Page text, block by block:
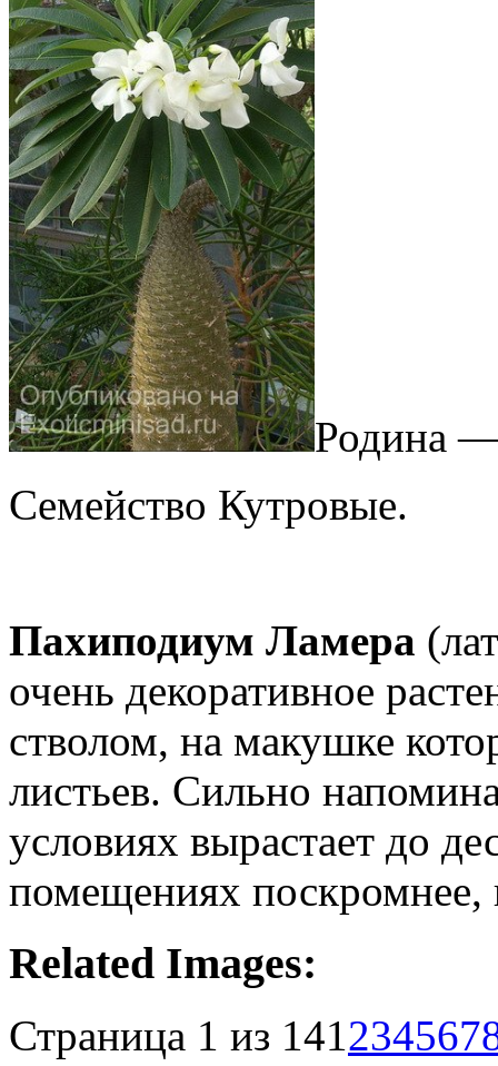
Родина
Семейство Кутровые.
Пахиподиум Ламера
очень декоративное
стволом, на макушке
листьев. Сильно
условиях вырастает до
помещениях
Related Images:
Страница 1 из 141234567